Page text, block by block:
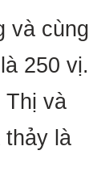
và cùng
250 vị.
Thị và
thảy là